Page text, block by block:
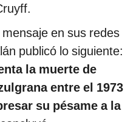
en sus redes
publicó lo siguiente:
la muerte de
entre el 1973
su pésame a la